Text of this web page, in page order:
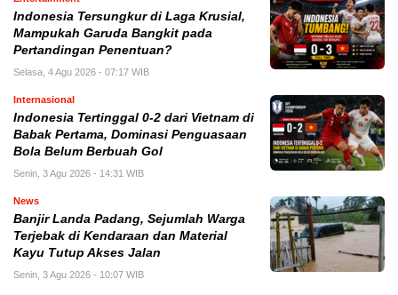
Indonesia Tersungkur di Laga Krusial,
Mampukah Garuda Bangkit pada
Pertandingan Penentuan?
Selasa, 4 Agu 2026 - 07:17 WIB
Internasional
Indonesia Tertinggal 0-2 dari Vietnam di
Babak Pertama, Dominasi Penguasaan
Bola Belum Berbuah Gol
Senin, 3 Agu 2026 - 14:31 WIB
News
Banjir Landa Padang, Sejumlah Warga
Terjebak di Kendaraan dan Material
Kayu Tutup Akses Jalan
Senin, 3 Agu 2026 - 10:07 WIB